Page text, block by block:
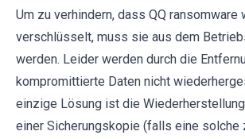
Um zu verhindern, dass QQ ransomware
verschlüsselt, muss sie aus dem
werden. Leider werden durch die
kompromittierte Daten nicht
einzige Lösung ist die
einer Sicherungskopie (falls eine solche